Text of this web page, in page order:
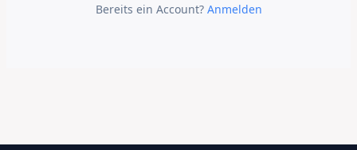
Bereits ein Account? Anmelden